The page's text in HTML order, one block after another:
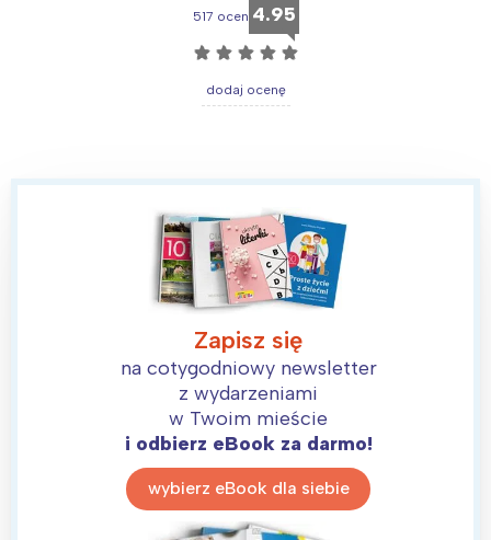
517 ocen 4.95
☆ ☆ ☆ ☆ ☆
dodaj ocenę
Zapisz się
na cotygodniowy newsletter
z wydarzeniami
w Twoim mieście
i odbierz eBook za darmo!
wybierz eBook dla siebie